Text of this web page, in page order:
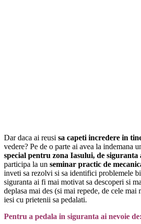
Dar daca ai reusi sa capeti incredere in
vedere? Pe de o parte ai avea la indemana
special pentru zona Iasului, de
participa la un seminar practic de
inveti sa rezolvi si sa identifici problemele
siguranta ai fi mai motivat sa descoperi si
deplasa mai des (si mai repede, de cele
iesi cu prietenii sa pedalati.
Pentru a pedala in siguranta ai nevoie de: